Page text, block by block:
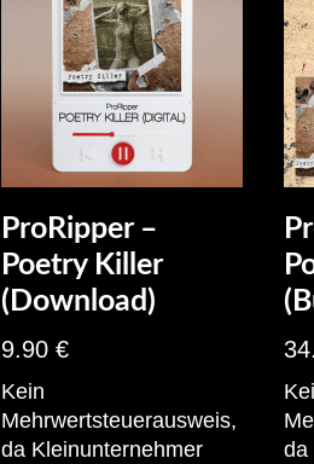
ProRipper –
Poetry Killer
(Download)
9.90 €
Kein
Mehrwertsteuerausweis,
da Kleinunternehmer
da